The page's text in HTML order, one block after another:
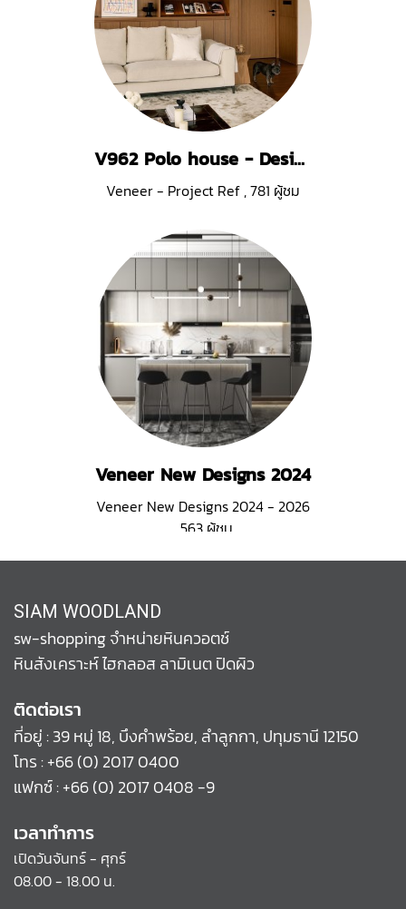
V962 Polo house - Design by PATA
Veneer - Project Ref ,781 ผู้ชม
Veneer New Designs 2024
Veneer New Designs 2024 - 2026
563 ผู้ชม
SIAM WOODLAND
sw-shopping จำหน่ายหินควอตช์
หินสังเคราะห์ ไฮกลอส ลามิเนต ปิดผิว
ติดต่อเรา
ที่อยู่ : 39 หมู่ 18, บึงคำพร้อย, ลำลูกกา, ปทุมธานี 12150
โทร :+66 (0) 2017 0400
แฟกซ์ : +66 (0) 2017 0408 -9
เวลาทำการ
เปิดวันจันทร์ - ศุกร์
08.00 - 18.00 น.